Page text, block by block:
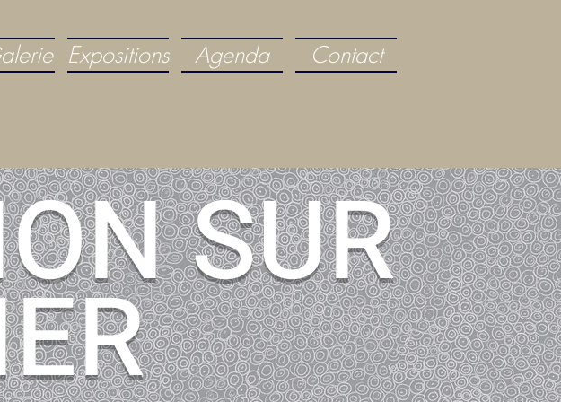
Expositions Agenda Contact
SUR